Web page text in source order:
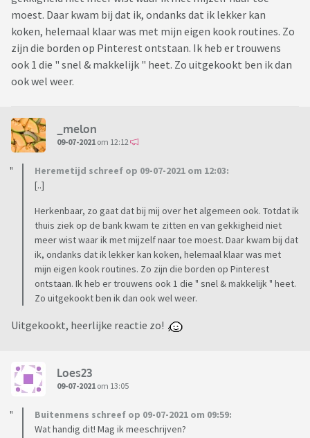
moest. Daar kwam bij dat ik, ondanks dat ik lekker kan
koken, helemaal klaar was met mijn eigen kook routines. Zo
zijn die borden op Pinterest ontstaan. Ik heb er trouwens
ook 1 die " snel & makkelijk " heet. Zo uitgekookt ben ik dan
ook wel weer.
_melon
09-07-2021 om 12:12
Heremetijd schreef op 09-07-2021 om 12:03:
[..]
Herkenbaar, zo gaat dat bij mij over het algemeen ook. Totdat ik
thuis ziek op de bank kwam te zitten en van gekkigheid niet
meer wist waar ik met mijzelf naar toe moest. Daar kwam bij dat
ik, ondanks dat ik lekker kan koken, helemaal klaar was met
mijn eigen kook routines. Zo zijn die borden op Pinterest
ontstaan. Ik heb er trouwens ook 1 die " snel & makkelijk " heet.
Zo uitgekookt ben ik dan ook wel weer.
Uitgekookt, heerlijke reactie zo!
Loes23
09-07-2021 om 13:05
Buitenmens schreef op 09-07-2021 om 09:59:
Wat handig dit! Mag ik meeschrijven?